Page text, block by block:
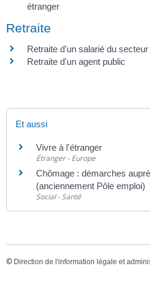
étranger
Retraite
Retraite d'un salarié du
Retraite d'un agent public
Et aussi
Vivre à l'étranger
Étranger - Europe
Chômage : démarches
(anciennement Pôle emploi)
Social - Santé
© Direction de l'information légale et